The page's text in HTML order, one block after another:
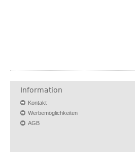
Information
Kontakt
Werbemöglichkeiten
AGB